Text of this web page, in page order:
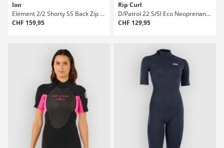
Ion
Element 2/2 Shorty SS Back Zip Neoprenanzug
CHF 159,95
Rip Curl
D/Patrol 22 S/Sl Eco Neoprenanzug
CHF 129,95